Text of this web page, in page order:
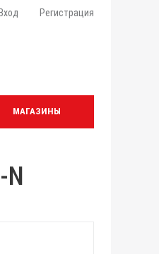
Вход Регистрация
МАГАЗИНЫ
N